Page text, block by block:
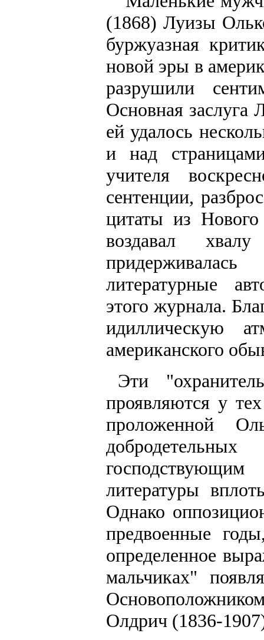
(1868) Луизы
буржуазная
новой эры в
разрушили
Основная заслуга
ей удалось
и над
учителя
сентенции,
цитаты из
воздавал
литературные
этого журнала.
идиллическую
американского
Эти
проявляются у
проложенной
литературы
Однако
предвоенные
определенное
мальчиках"
Олдрич (1836-